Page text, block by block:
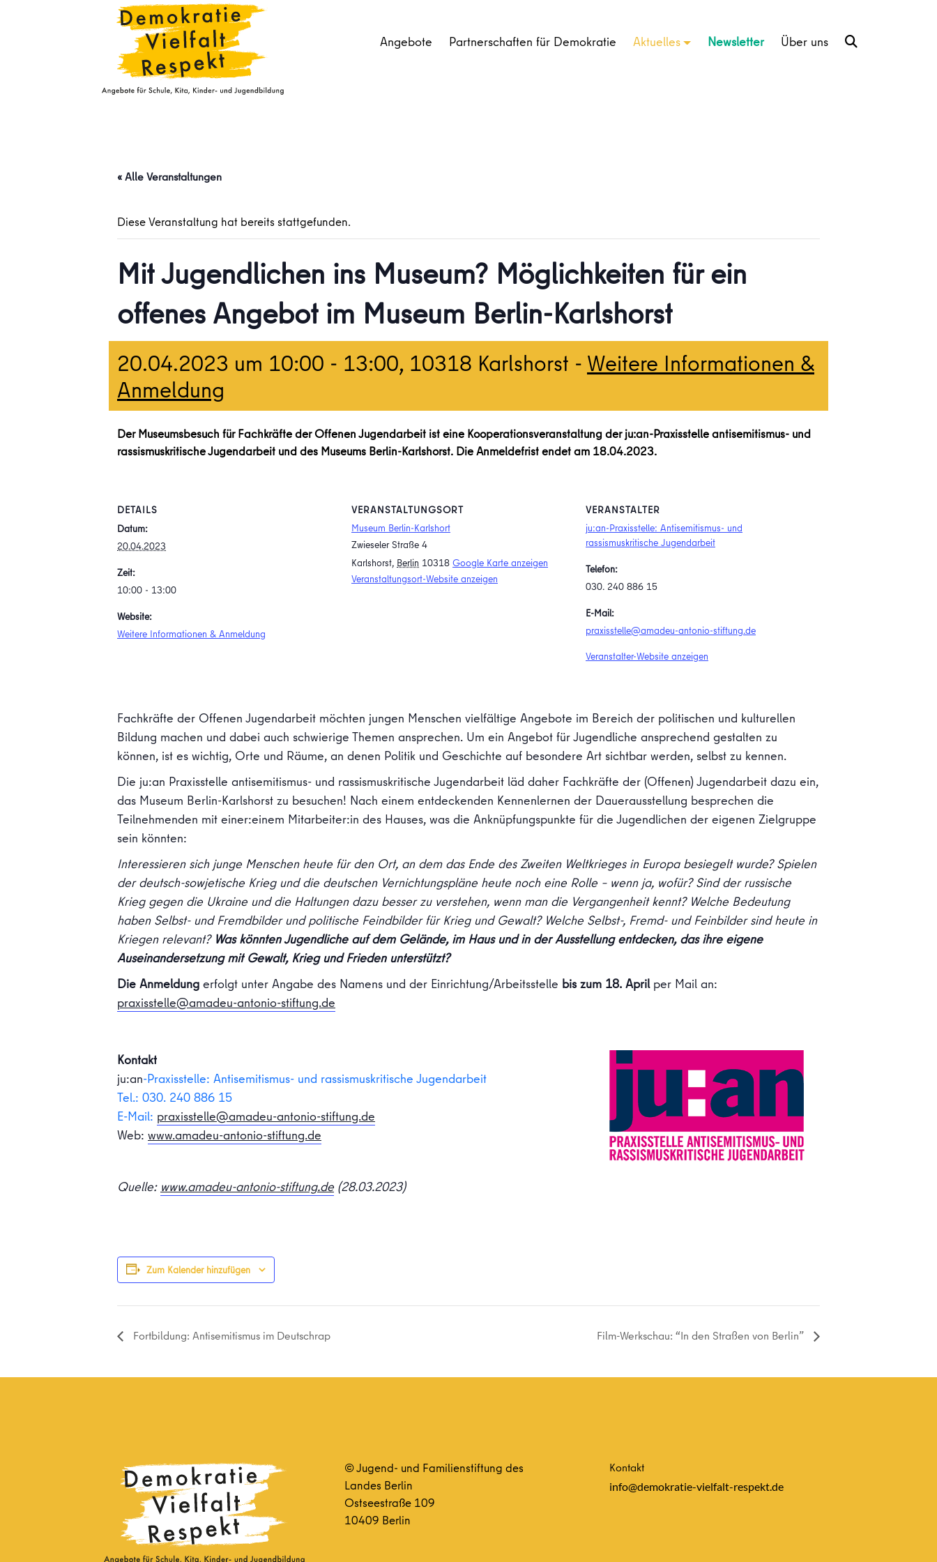
Angebote Partnerschaften für Demokratie Aktuelles Newsletter Über uns
« Alle Veranstaltungen
Diese Veranstaltung hat bereits stattgefunden.
Mit Jugendlichen ins Museum? Möglichkeiten für ein
offenes Angebot im Museum Berlin-Karlshorst
20.04.2023 um 10:00 - 13:00, 10318 Karlshorst - Weitere Informationen &
Anmeldung
Der Museumsbesuch für Fachkräfte der Offenen Jugendarbeit ist eine Kooperationsveranstaltung der ju:an-Praxisstelle antisemitismus- und
rassismuskritische Jugendarbeit und des Museums Berlin-Karlshorst. Die Anmeldefrist endet am 18.04.2023.
DETAILS
Datum:
20.04.2023
Zeit:
10:00 - 13:00
Website:
Weitere Informationen & Anmeldung
VERANSTALTUNGSORT
Museum Berlin-Karlshort
Zwieseler Straße 4
Karlshorst, Berlin 10318 Google Karte anzeigen
Veranstaltungsort-Website anzeigen
VERANSTALTER
ju:an-Praxisstelle: Antisemitismus- und
rassismuskritische Jugendarbeit
Telefon:
030. 240 886 15
E-Mail:
praxisstelle@amadeu-antonio-stiftung.de
Veranstalter-Website anzeigen
Fachkräfte der Offenen Jugendarbeit möchten jungen Menschen vielfältige Angebote im Bereich der politischen und kulturellen
Bildung machen und dabei auch schwierige Themen ansprechen. Um ein Angebot für Jugendliche ansprechend gestalten zu
können, ist es wichtig, Orte und Räume, an denen Politik und Geschichte auf besondere Art sichtbar werden, selbst zu kennen.
Die ju:an Praxisstelle antisemitismus- und rassismuskritische Jugendarbeit läd daher Fachkräfte der (Offenen) Jugendarbeit dazu ein,
das Museum Berlin-Karlshorst zu besuchen! Nach einem entdeckenden Kennenlernen der Dauerausstellung besprechen die
Teilnehmenden mit einer:einem Mitarbeiter:in des Hauses, was die Anknüpfungspunkte für die Jugendlichen der eigenen Zielgruppe
sein könnten:
Interessieren sich junge Menschen heute für den Ort, an dem das Ende des Zweiten Weltkrieges in Europa besiegelt wurde? Spielen
der deutsch-sowjetische Krieg und die deutschen Vernichtungspläne heute noch eine Rolle – wenn ja, wofür? Sind der russische
Krieg gegen die Ukraine und die Haltungen dazu besser zu verstehen, wenn man die Vergangenheit kennt? Welche Bedeutung
haben Selbst- und Fremdbilder und politische Feindbilder für Krieg und Gewalt? Welche Selbst-, Fremd- und Feinbilder sind heute in
Kriegen relevant? Was könnten Jugendliche auf dem Gelände, im Haus und in der Ausstellung entdecken, das ihre eigene
Auseinandersetzung mit Gewalt, Krieg und Frieden unterstützt?
Die Anmeldung erfolgt unter Angabe des Namens und der Einrichtung/Arbeitsstelle bis zum 18. Aprilper Mail an:
praxisstelle@amadeu-antonio-stiftung.de
Kontakt
ju:an-Praxisstelle: Antisemitismus- und rassismuskritische Jugendarbeit
Tel.: 030. 240 886 15
E-Mail: praxisstelle@amadeu-antonio-stiftung.de
Web: www.amadeu-antonio-stiftung.de
Quelle: www.amadeu-antonio-stiftung.de (28.03.2023)
Zum Kalender hinzufügen
Fortbildung: Antisemitismus im Deutschrap Film-Werkschau: “In den Straßen von Berlin”
© Jugend- und Familienstiftung des
Landes Berlin
Ostseestraße 109
10409 Berlin
Kontakt
info@demokratie-vielfalt-respekt.de